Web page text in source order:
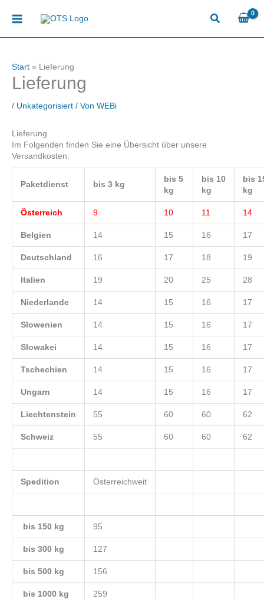
Inhalt
Start » Lieferung
Lieferung
/ Unkategorisiert / Von WEBi
Lieferung
Im Folgenden finden Sie eine Übersicht über unsere
Versandkosten:
Paketdienst bis 3 kg
bis 5
kg
bis 10
kg
bis
kg
Österreich 9 10 11 14
Belgien 14 15 16 17
Deutschland 16 17 18 19
Italien 19 20 25 28
Niederlande 14 15 16 17
Slowenien 14 15 16 17
Slowakei 14 15 16 17
Tschechien 14 15 16 17
Ungarn 14 15 16 17
Liechtenstein 55 60 60 62
Schweiz 55 60 60 62
Spedition Österreichweit
bis 150 kg 95
bis 300 kg 127
bis 500 kg 156
bis 1000 kg 259